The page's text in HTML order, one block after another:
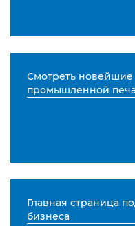
Смотреть
промышленной
Главная страница
бизнеса